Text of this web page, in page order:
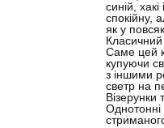
синій,
спокійну,
як у
Саме цей
купуючи
з іншими
светр на
Візерунки
Однотонні